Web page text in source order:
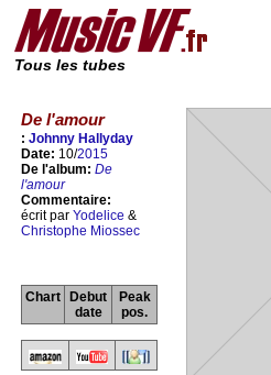
Tous les tubes
De l'amour
: Johnny Hallyday
Date: 10/2015
De l'album: De
l'amour
Commentaire:
écrit par Yodelice &
Christophe Miossec
Chart
Debut
date
Peak
pos.